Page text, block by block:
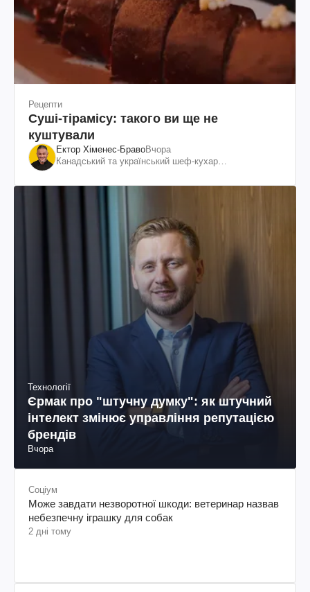
Рецепти
Суші-тірамісу: такого ви ще не
куштували
Ектор Хіменес-БравоВчора
Канадський та український шеф-кухар
Технології
Єрмак про "штучну думку": як штучний
інтелект змінює управління репутацією
брендів
Вчора
Соціум
Може завдати незворотної шкоди: ветеринар назвав
небезпечну іграшку для собак
2 дні тому